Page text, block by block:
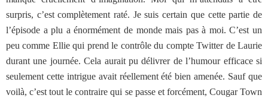
surpris, c’est complètement raté. Je suis certain que cette partie de
l’épisode a plu a énormément de monde mais pas à moi. C’est un
peu comme Ellie qui prend le contrôle du compte Twitter de Laurie
durant une journée. Cela aurait pu délivrer de l’humour efficace si
seulement cette intrigue avait réellement été bien amenée. Sauf que
voilà, c’est tout le contraire qui se passe et forcément, Cougar Town